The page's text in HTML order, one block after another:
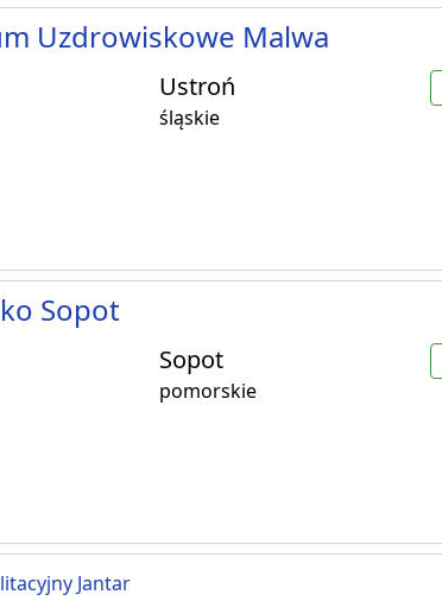
Uzdrowiskowe Malwa
Ustroń
śląskie
Sopot
Sopot
pomorskie
Jantar